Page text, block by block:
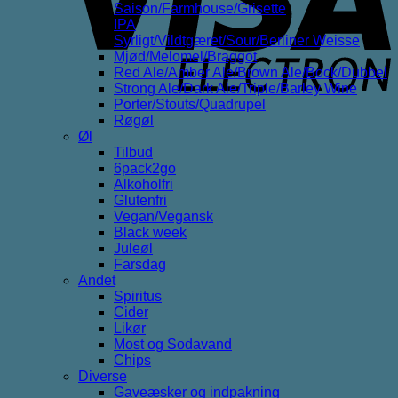
Saison/Farmhouse/Grisette
IPA
Syrligt/Vildtgæret/Sour/Berliner Weisse
Mjød/Melomel/Braggot
Red Ale/Amber Ale/Brown Ale/Bock/Dubbel
Strong Ale/Dark Ale/Triple/Barley Wine
Porter/Stouts/Quadrupel
Røgøl
Øl
Tilbud
6pack2go
Alkoholfri
Glutenfri
Vegan/Vegansk
Black week
Juleøl
Farsdag
Andet
Spiritus
Cider
Likør
Most og Sodavand
Chips
Diverse
Gaveæsker og indpakning